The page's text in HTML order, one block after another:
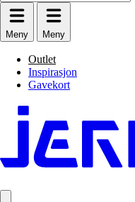
Meny Meny
Outlet
Inspirasjon
Gavekort